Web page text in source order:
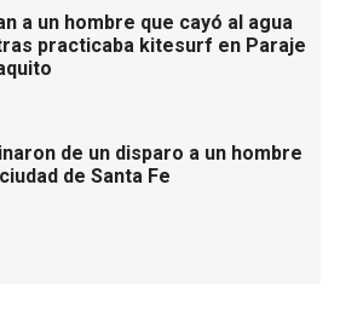
a un hombre que cayó al agua
practicaba kitesurf en Paraje
de un disparo a un hombre
de Santa Fe